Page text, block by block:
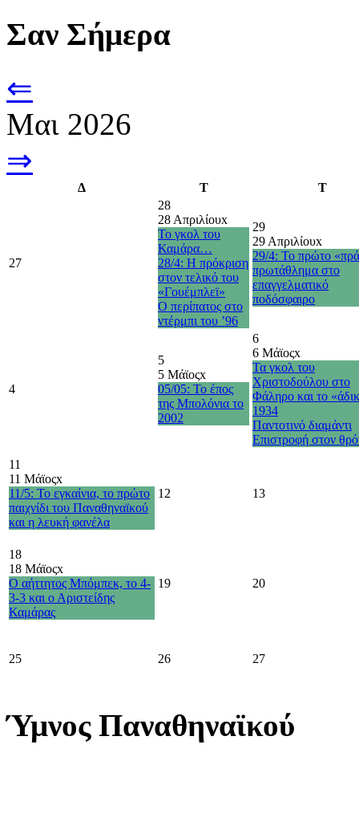
Σαν Σήμερα
⇐
Μαι 2026
⇒
Δ Τ Τ
27
28
28 Απριλίουx
Το γκολ του
Καμάρα…
28/4: Η πρόκριση
στον τελικό του
«Γουέμπλεϊ»
O περίπατος στο
ντέρμπι του ’96
29
29 Απριλίουx
29/4: Το πρώτο
πρωτάθλημα στο
επαγγελματικό
ποδόσφαιρο
4
5
5 Μάϊοςx
05/05: Το έπος
της Μπολόνια το
2002
6
6 Μάϊοςx
Τα γκολ του
Χριστοδούλου στο
Φάληρο και το
1934
Παντοτινό διαμάντι
Επιστροφή στον
11
11 Μάϊοςx
11/5: Το εγκαίνια, το πρώτο
παιχνίδι του Παναθηναϊκού
και η λευκή φανέλα
12 13
18
18 Μάϊοςx
Ο αήττητος Μπόμπεκ, το 4-
3-3 και ο Αριστείδης
Καμάρας
19 20
25 26 27
Ύμνος Παναθηναϊκού